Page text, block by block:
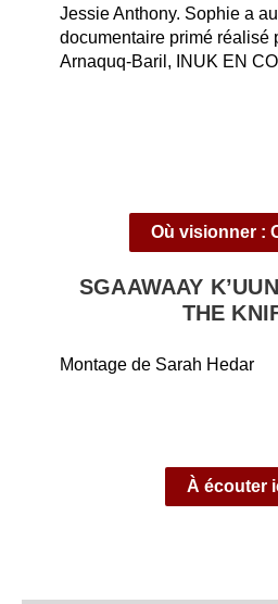
Jessie Anthony. Sophie a
documentaire primé réalisé
Arnaquq-Baril, INUK EN
Où visionner :
SGAAWAAY
THE
Montage de Sarah Hedar
À écouter